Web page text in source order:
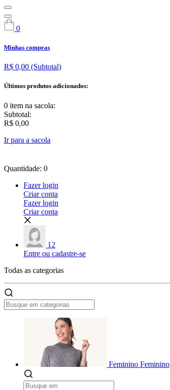
0
Minhas compras
R$ 0,00 (Subtotal)
Últimos produtos adicionados:
0 item na sacola:
Subtotal:
R$ 0,00
Ir para a sacola
Quantidade: 0
Fazer login
Criar conta
Fazer login
Criar conta
12
Entre ou cadastre-se
Todas as categorias
Feminino Feminino